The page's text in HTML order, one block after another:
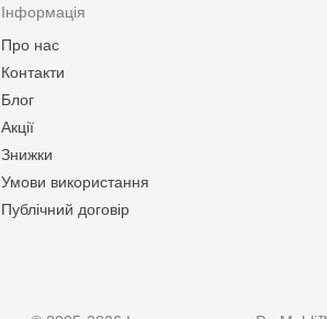
Інформація
Про нас
Контакти
Блог
Акції
Знижки
Умови використання
Публічний договір